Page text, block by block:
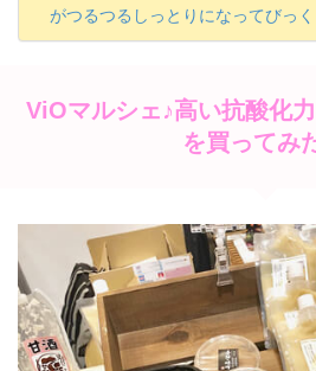
がつるつるしっとりになってびっく
ViOマルシェ♪高い抗酸化
を買ってみ